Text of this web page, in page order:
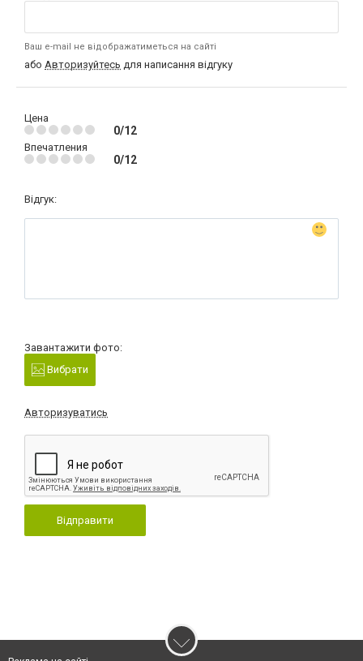
Ваш e-mail не відображатиметься на сайті
або Авторизуйтесь для написання відгуку
Цена
0/12
Впечатления
0/12
Відгук:
Завантажити фото:
Вибрати
Авторизуватись
Відправити